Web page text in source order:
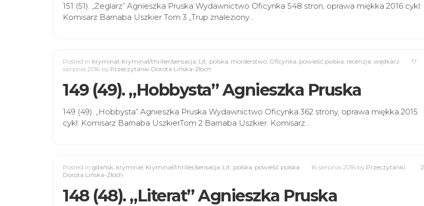
151 (51). „Żeglarz” Agnieszka Pruska Wydawnictwo Oficynka 548 stron, oprawa miękka 2016 cykl:
Komisarz Barnaba Uszkier Tom 3 „Trup znaleziony…
Posted in kryminał Kryminał/thriller/sensacja Lit. polska morderstwo Oficynka powieść polska recenzja wędkarz
17
sierpnia 2016 by Przeczytanki Dorota Lińska-Złoch
149 (49). „Hobbysta” Agnieszka Pruska
149 (49). „Hobbysta” Agnieszka Pruska Wydawnictwo Oficynka 362 strony, oprawa miękka 2015
cykl: Komisarz Barnaba UszkierTom 2 Barnaba Uszkier. Komisarz…
2
Posted in gdańsk kryminał Kryminał/thriller/sensacja Lit. polska powieść polska 16 sierpnia 2016 by Przeczytanki
Dorota Lińska-Złoch
148 (48). „Literat” Agnieszka Pruska